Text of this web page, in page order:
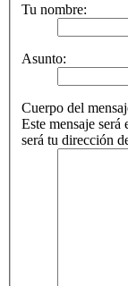
Tu nombre:
Asunto:
Cuerpo del
Este mensaje
será tu dirección